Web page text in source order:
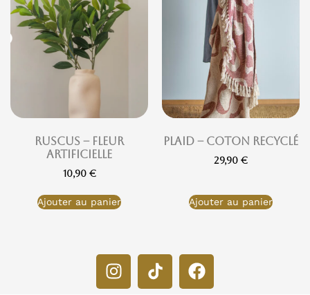
Ruscus – Fleur
Artificielle
10,90 €
Ajouter au panier
Plaid – Coton Recyclé
29,90 €
Ajouter au panier